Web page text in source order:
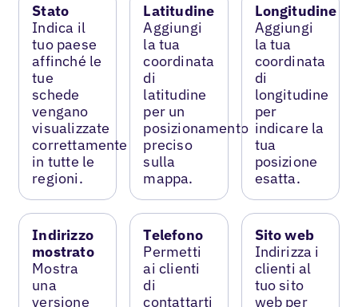
Stato
Indica il
tuo paese
affinché le
tue
schede
vengano
visualizzate
correttamente
in tutte le
regioni.
Latitudine
Aggiungi
la tua
coordinata
di
latitudine
per un
posizionamento
preciso
sulla
mappa.
Longitudine
Aggiungi
la tua
coordinata
di
longitudine
per
indicare la
tua
posizione
esatta.
Indirizzo
mostrato
Mostra
una
versione
Telefono
Permetti
ai clienti
di
contattarti
Sito web
Indirizza i
clienti al
tuo sito
web per